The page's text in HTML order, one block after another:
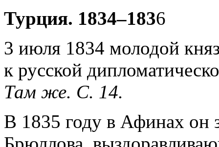
Турция. 1834–1836
3 июля 1834 молодой
к русской
Там же. С. 14.
В 1835 году в Афинах он